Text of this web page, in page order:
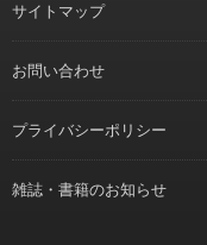
サイトマップ
お問い合わせ
プライバシーポリシー
雑誌・書籍のお知らせ